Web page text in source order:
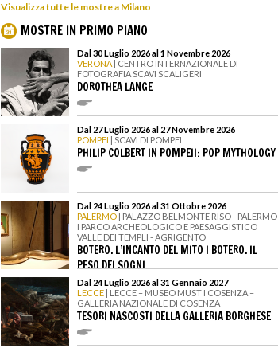
Visualizza tutte le mostre a Milano
MOSTRE IN PRIMO PIANO
Dal 30 Luglio 2026 al 1 Novembre 2026
VERONA | CENTRO INTERNAZIONALE DI
FOTOGRAFIA SCAVI SCALIGERI
DOROTHEA LANGE
Dal 27 Luglio 2026 al 27 Novembre 2026
POMPEI | SCAVI DI POMPEI
PHILIP COLBERT IN POMPEII: POP MYTHOLOGY
Dal 24 Luglio 2026 al 31 Ottobre 2026
PALERMO | PALAZZO BELMONTE RISO - PALERMO
I PARCO ARCHEOLOGICO E PAESAGGISTICO
VALLE DEI TEMPLI - AGRIGENTO
BOTERO. L’INCANTO DEL MITO I BOTERO. IL
PESO DEI SOGNI
Dal 24 Luglio 2026 al 31 Gennaio 2027
LECCE | LECCE – MUSEO MUST I COSENZA –
GALLERIA NAZIONALE DI COSENZA
TESORI NASCOSTI DELLA GALLERIA BORGHESE